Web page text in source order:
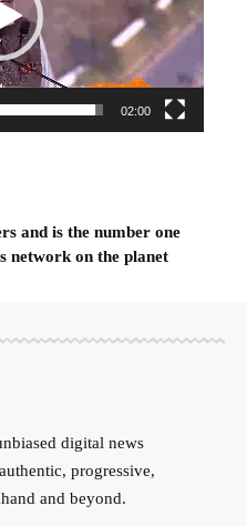
02:00
and is the number one
network on the planet
digital news
progressive,
and beyond.